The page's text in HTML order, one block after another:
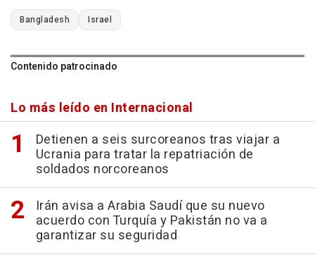
Bangladesh Israel
Contenido patrocinado
Lo más leído en Internacional
Detienen a seis surcoreanos tras viajar a
Ucrania para tratar la repatriación de
soldados norcoreanos
Irán avisa a Arabia Saudí que su nuevo
acuerdo con Turquía y Pakistán no va a
garantizar su seguridad